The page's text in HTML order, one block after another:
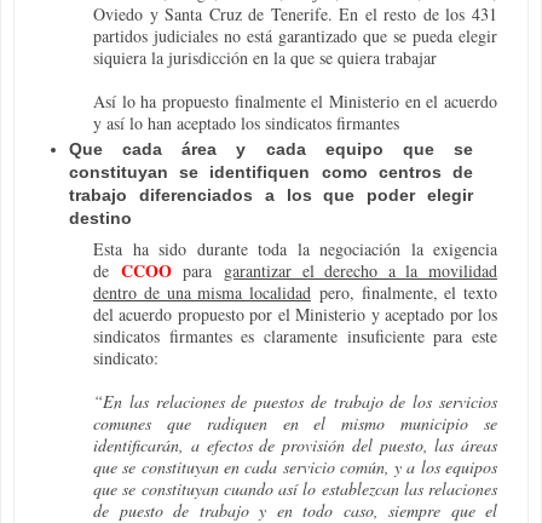
Oviedo y Santa Cruz de Tenerife. En el resto de los 431
partidos judiciales no está garantizado que se pueda elegir
siquiera la jurisdicción en la que se quiera trabajar
Así lo ha propuesto finalmente el Ministerio en el acuerdo
y así lo han aceptado los sindicatos firmantes
Que cada área y cada equipo que se
constituyan se identifiquen como centros de
trabajo diferenciados a los que poder elegir
destino
Esta ha sido durante toda la negociación la exigencia
de CCOOpara garantizar el derecho a la movilidad
dentro de una misma localidad pero, finalmente, el texto
del acuerdo propuesto por el Ministerio y aceptado por los
sindicatos firmantes es claramente insuficiente para este
sindicato:
“En las relaciones de puestos de trabajo de los servicios
comunes que radiquen en el mismo municipio se
identificarán, a efectos de provisión del puesto, las áreas
que se constituyan en cada servicio común, y a los equipos
que se constituyan cuando así lo establezcan las relaciones
de puesto de trabajo y en todo caso, siempre que el